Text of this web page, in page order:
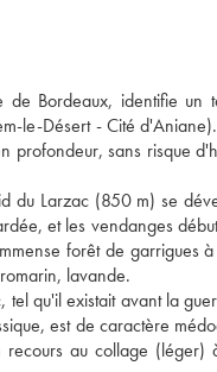
Bordeaux, identifie un
le-Désert - Cité
profondeur, sans risque
du Larzac (850 m) se
et les vendanges
forêt de garrigues
lavande.
qu'il existait avant la
est de caractère
au collage (léger)